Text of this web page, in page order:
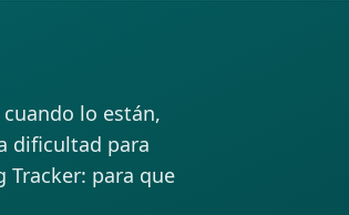
lo están,
dificultad para
Tracker: para que